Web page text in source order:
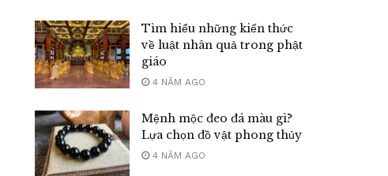
Tìm hiểu những kiến thức
về luật nhân quả trong phật
giáo
4 NĂM AGO
Mệnh mộc đeo đá màu gì?
Lựa chọn đồ vật phong thủy
4 NĂM AGO